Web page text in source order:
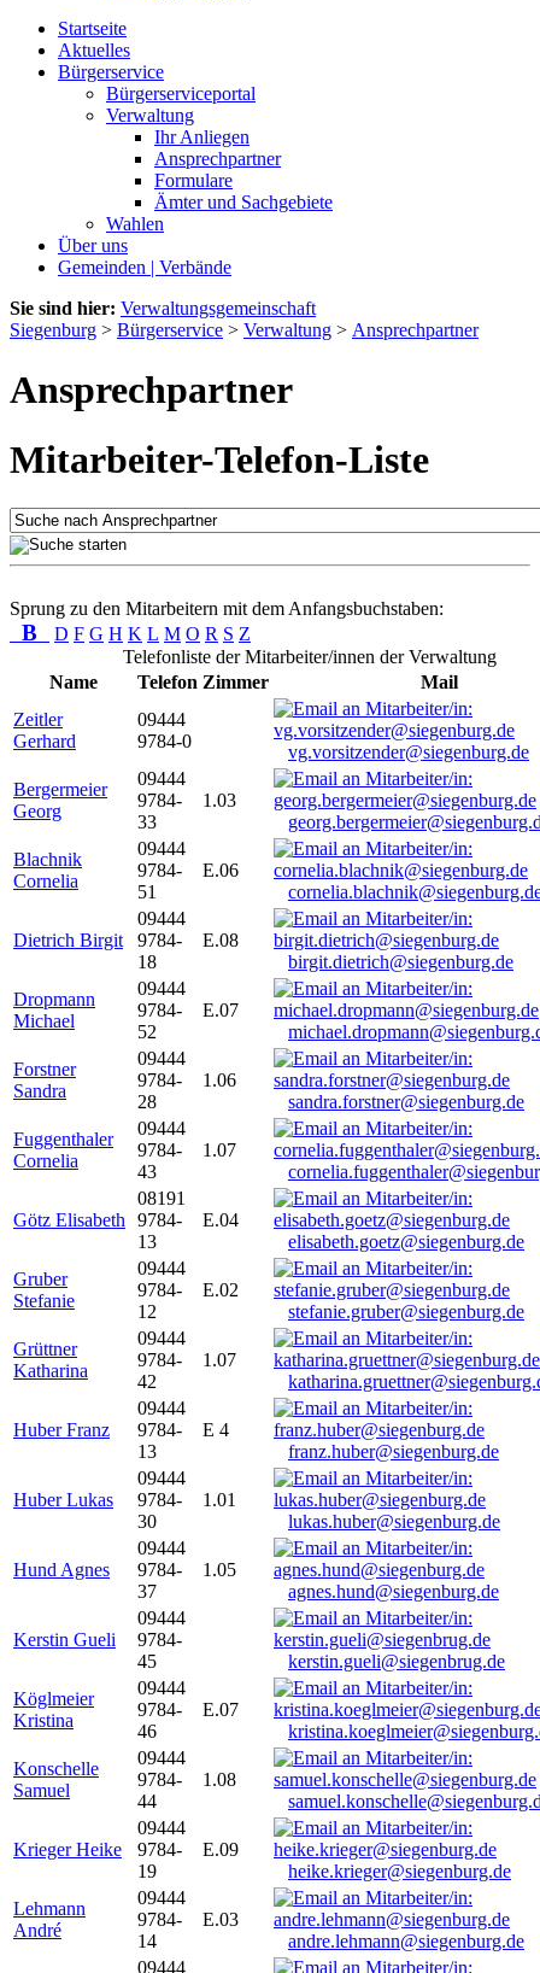
Startseite
Aktuelles
Bürgerservice
Bürgerserviceportal
Verwaltung
Ihr Anliegen
Ansprechpartner
Formulare
Ämter und Sachgebiete
Wahlen
Über uns
Gemeinden | Verbände
Sie sind hier: Verwaltungsgemeinschaft
Siegenburg > Bürgerservice > Verwaltung > Ansprechpartner
Ansprechpartner
Mitarbeiter-Telefon-Liste
Sprung zu den Mitarbeitern mit dem Anfangsbuchstaben:
B D F G H K L M O R S Z
Telefonliste der Mitarbeiter/innen der Verwaltung
Name
Telefon Zimmer
Mail
Zeitler
Gerhard
09444
9784-0
vg.vorsitzender@siegenburg.de
Bergermeier
Georg
09444
9784-
33
1.03
Blachnik
Cornelia
09444
9784-
51
E.06
Dietrich Birgit
09444
9784-
18
E.08
birgit.dietrich@siegenburg.de
Dropmann
Michael
09444
9784-
52
E.07
Forstner
Sandra
09444
9784-
28
1.06
sandra.forstner@siegenburg.de
Fuggenthaler
Cornelia
09444
9784-
43
1.07
Götz Elisabeth
08191
9784-
13
E.04
elisabeth.goetz@siegenburg.de
Gruber
Stefanie
09444
9784-
12
E.02
stefanie.gruber@siegenburg.de
Grüttner
Katharina
09444
9784-
42
1.07
Huber Franz
09444
9784-
13
E 4
franz.huber@siegenburg.de
Huber Lukas
09444
9784-
30
1.01
lukas.huber@siegenburg.de
Hund Agnes
09444
9784-
37
1.05
agnes.hund@siegenburg.de
Kerstin Gueli
09444
9784-
45
kerstin.gueli@siegenbrug.de
Köglmeier
Kristina
09444
9784-
46
E.07
Konschelle
Samuel
09444
9784-
44
1.08
Krieger Heike
09444
9784-
19
E.09
heike.krieger@siegenburg.de
Lehmann
André
09444
9784-
14
E.03
andre.lehmann@siegenburg.de
09444